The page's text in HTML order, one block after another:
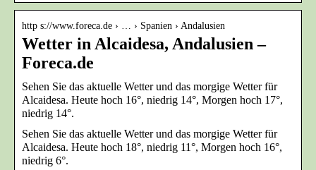
http s://www.foreca.de › … › Spanien › Andalusien
Wetter in Alcaidesa, Andalusien –
Foreca.de
Sehen Sie das aktuelle Wetter und das morgige Wetter für
Alcaidesa. Heute hoch 16°, niedrig 14°, Morgen hoch 17°,
niedrig 14°.
Sehen Sie das aktuelle Wetter und das morgige Wetter für
Alcaidesa. Heute hoch 18°, niedrig 11°, Morgen hoch 16°,
niedrig 6°.